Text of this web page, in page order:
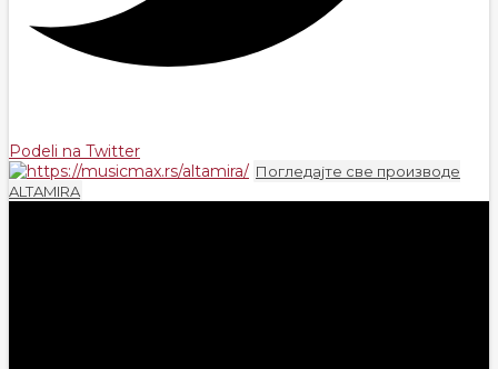
Podeli na Twitter
Погледајте све производе
ALTAMIRA